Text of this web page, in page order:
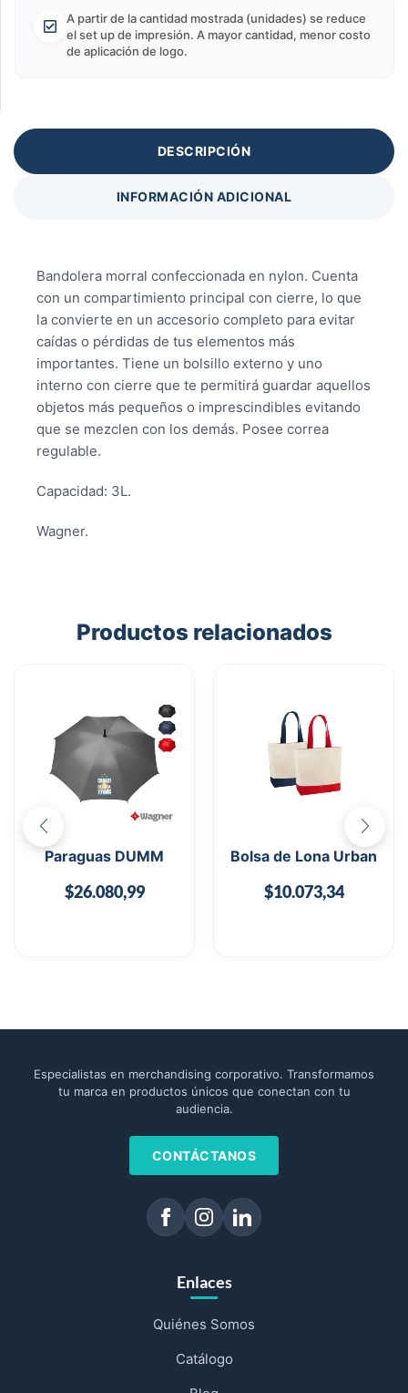
A partir de la cantidad mostrada (unidades) se reduce
el set up de impresión. A mayor cantidad, menor costo
de aplicación de logo.
DESCRIPCIÓN
INFORMACIÓN ADICIONAL
Bandolera morral confeccionada en nylon. Cuenta
con un compartimiento principal con cierre, lo que
la convierte en un accesorio completo para evitar
caídas o pérdidas de tus elementos más
importantes. Tiene un bolsillo externo y uno
interno con cierre que te permitirá guardar aquellos
objetos más pequeños o imprescindibles evitando
que se mezclen con los demás. Posee correa
regulable.
Capacidad: 3L.
Wagner.
Productos relacionados
Paraguas DUMM
$26.080,99
Bolsa de Lona Urban
$10.073,34
Especialistas en merchandising corporativo. Transformamos
tu marca en productos únicos que conectan con tu
audiencia.
CONTÁCTANOS
Enlaces
Quiénes Somos
Catálogo